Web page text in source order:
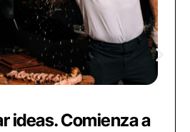
ideas. Comienza a